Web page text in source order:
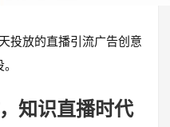
投放的直播引流广告创意
知识直播时代